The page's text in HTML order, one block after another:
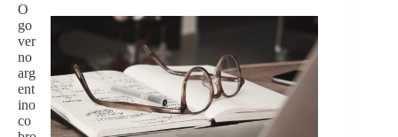
O
go
ver
no
arg
ent
ino
co